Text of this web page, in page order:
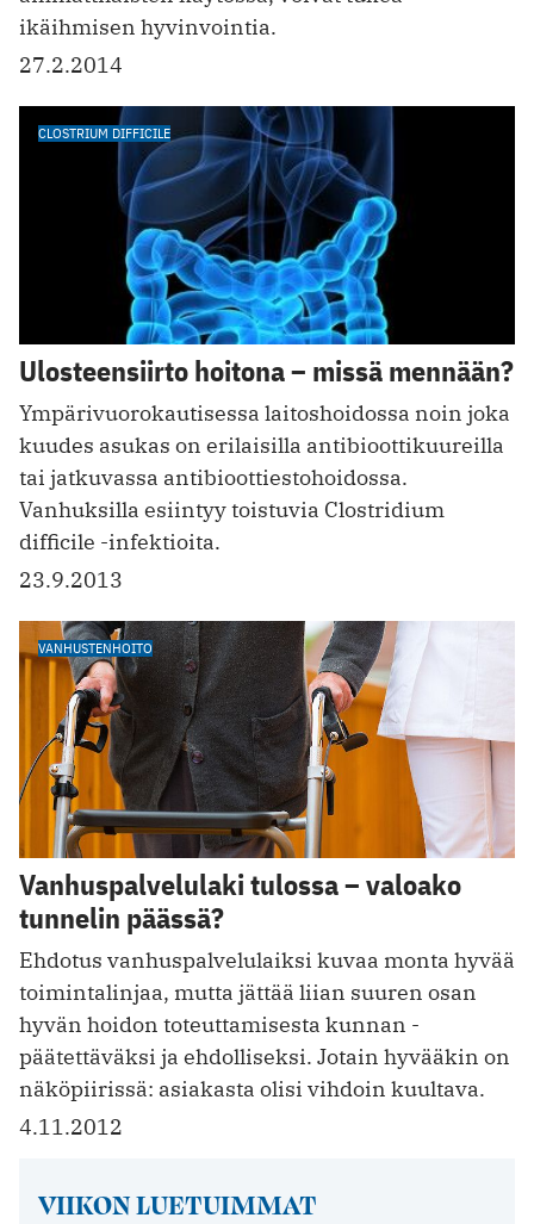
ikäihmisen hyvinvointia.
27.2.2014
CLOSTRIUM DIFFICILE
Ulosteensiirto hoitona – missä mennään?
Ympärivuorokautisessa laitoshoidossa noin joka
kuudes asukas on erilaisilla antibioottikuureilla
tai jatkuvassa antibioottiestohoidossa.
Vanhuksilla esiintyy toistuvia Clostridium
difficile -infektioita.
23.9.2013
VANHUSTENHOITO
Vanhuspalvelulaki tulossa – valoako
tunnelin päässä?
Ehdotus vanhuspalvelulaiksi kuvaa monta hyvää
toimintalinjaa, mutta jättää liian suuren osan
hyvän hoidon toteuttamisesta kunnan ­
päätettäväksi ja ehdolliseksi. Jotain hyvääkin on
näköpiirissä: ­asiakasta olisi vihdoin kuultava.
4.11.2012
VIIKON LUETUIMMAT